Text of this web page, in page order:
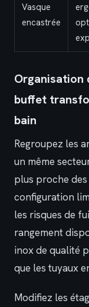
Vasque
encastrée
Organisation
buffet
bain
Regroupez les
un même
plus proche
configuration
les risques de
rangement
inox de qualité
que les tuyaux
Modifiez les